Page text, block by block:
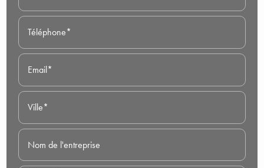
Téléphone*
Email*
Ville*
Nom de l'entreprise